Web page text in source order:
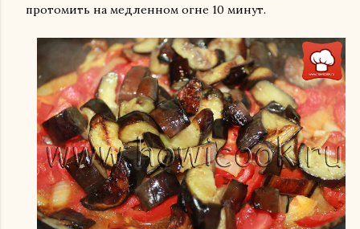
протомить на медленном огне 10 минут.